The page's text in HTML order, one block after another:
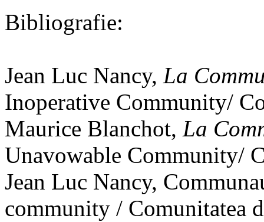
Bibliografie:
Jean Luc Nancy, La
Inoperative Community/
Maurice Blanchot, La
Unavowable Community/
Jean Luc Nancy,
community / Comunitatea